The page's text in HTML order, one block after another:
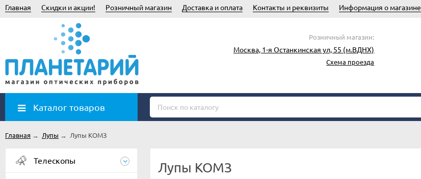
Главная Скидки и акции! Розничный магазин Доставка и оплата Контакты и реквизиты Информация о магазине
Розничный магазин:
Москва, 1-я Останкинская ул, 55 (м.ВДНХ)
Схема проезда
Каталог товаров
Главная → Лупы → Лупы КОМЗ
Телескопы Лупы КОМЗ